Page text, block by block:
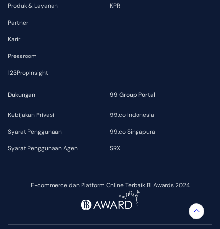
E-commerce dan Platform Online Terbaik BI Awards 2024
Produk & Layanan
Partner
Karir
Pressroom
123PropInsight
KPR
Dukungan
Kebijakan Privasi
Syarat Penggunaan
Syarat Penggunaan Agen
99 Group Portal
99.co Indonesia
99.co Singapura
SRX